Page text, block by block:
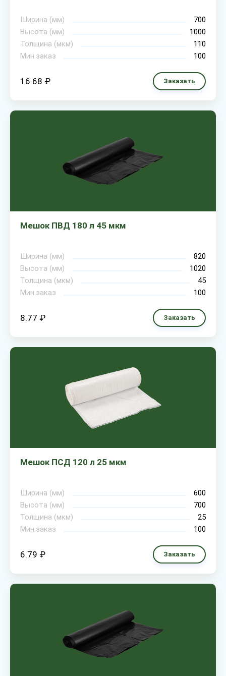
Ширина (мм)
700
Высота (мм)
1000
Толщина (мкм)
110
Мин.заказ
100
16.68 ₽ Заказать
Мешок ПВД 180 л 45 мкм
Ширина (мм)
820
Высота (мм)
1020
Толщина (мкм)
45
Мин.заказ
100
8.77 ₽ Заказать
Мешок ПСД 120 л 25 мкм
Ширина (мм)
600
Высота (мм)
700
Толщина (мкм)
25
Мин.заказ
100
6.79 ₽ Заказать